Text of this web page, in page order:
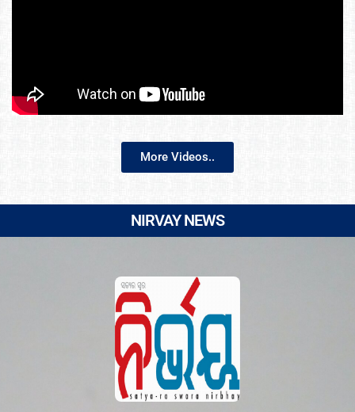
More Videos..
NIRVAY NEWS